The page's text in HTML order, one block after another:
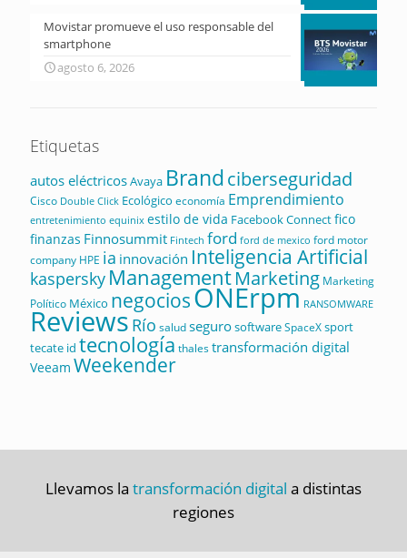
Movistar promueve el uso responsable del
smartphone
agosto 6, 2026
Etiquetas
autos eléctricosAvaya Brandciberseguridad
Cisco Double Click Ecológico economía Emprendimiento
entretenimiento equinix estilo de vida Facebook Connectfico
finanzas Finnosummit Fintech ford ford de mexico ford motor
company HPE ia innovación Inteligencia Artificial
kaspersky ManagementMarketing Marketing
Político México negociosONErpm RANSOMWARE
Reviews Río saludsegurosoftwareSpaceXsport
tecate id tecnología thalestransformación digital
Veeam Weekender
Llevamos la transformación digital a distintas
regiones